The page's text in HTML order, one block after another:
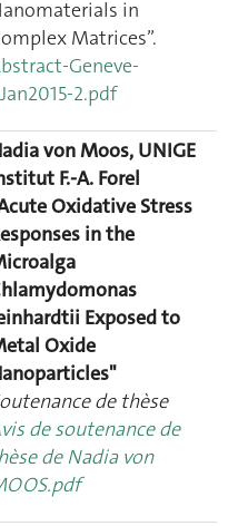
in
Matrices”.
Geneve-
2.pdf
von Moos, UNIGE
F.-A. Forel
Oxidative Stress
in the
Exposed to
Oxide
de thèse
de soutenance de
de Nadia von